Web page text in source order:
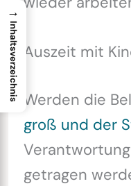
Auszeit mit
Werden die
groß und der
getragen
→
Inhaltsverzeichnis